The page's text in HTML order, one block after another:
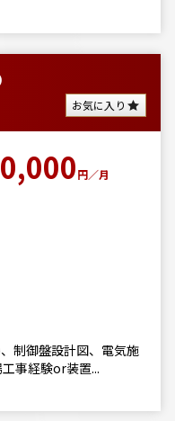
お気に入り
円／月
制御盤設計図、電気施
事経験or装置...